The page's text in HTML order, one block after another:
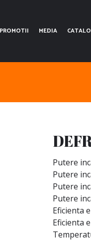
PROMOTII MEDIA
Putere
Putere
Putere
Putere
Eficienta
Eficienta